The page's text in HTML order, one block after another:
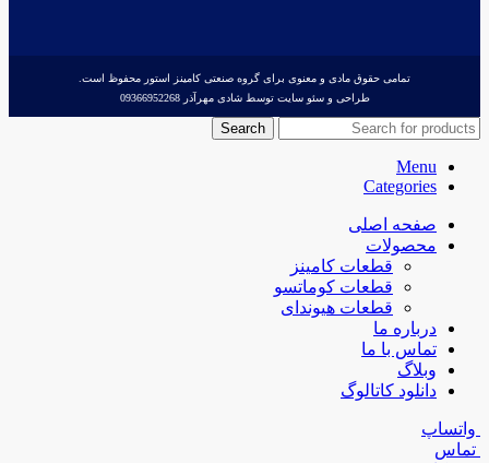
تمامی حقوق مادی و معنوی برای گروه صنعتی کامینز استور محفوظ است.
طراحی و سئو سایت توسط شادی مهرآذر 09366952268
Search
Menu
Categories
صفحه اصلی
محصولات
قطعات کامینز
قطعات کوماتسو
قطعات هیوندای
درباره ما
تماس با ما
وبلاگ
دانلود کاتالوگ
واتساپ
تماس